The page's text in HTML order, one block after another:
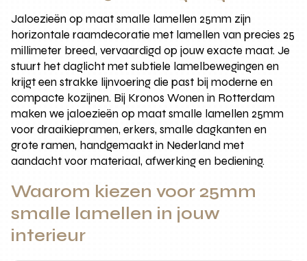
Jaloezieën op maat smalle lamellen 25mm zijn
horizontale raamdecoratie met lamellen van precies 25
millimeter breed, vervaardigd op jouw exacte maat. Je
stuurt het daglicht met subtiele lamelbewegingen en
krijgt een strakke lijnvoering die past bij moderne en
compacte kozijnen. Bij Kronos Wonen in Rotterdam
maken we jaloezieën op maat smalle lamellen 25mm
voor draaikiepramen, erkers, smalle dagkanten en
grote ramen, handgemaakt in Nederland met
aandacht voor materiaal, afwerking en bediening.
Waarom kiezen voor 25mm
smalle lamellen in jouw
interieur